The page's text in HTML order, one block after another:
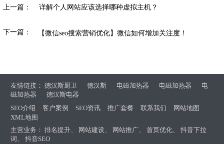
上一篇： 详解个人网站应该选择哪种虚拟主机？
下一篇： 【微信seo搜索营销优化】微信如何增加关注度！
友情链接：德汉斯厨卫 德汉斯 电磁加热器 电磁加热器
电
磁加热器
德汉斯电器
SEO介绍
客户案例 SEO资讯 推广套餐 联系我们
网站地图
XML地图
主营业务：排名提升、 网站建设、 网站推广、首页优化、抖音下拉
词 、抖音SEO